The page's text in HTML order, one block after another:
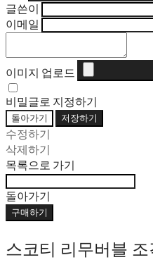
글쓴이
이메일
이미지 업로드
비밀글로 지정하기
돌아가기 저장하기
수정하기
삭제하기
목록으로 가기
돌아가기
구매하기
스코티 리무버블 조